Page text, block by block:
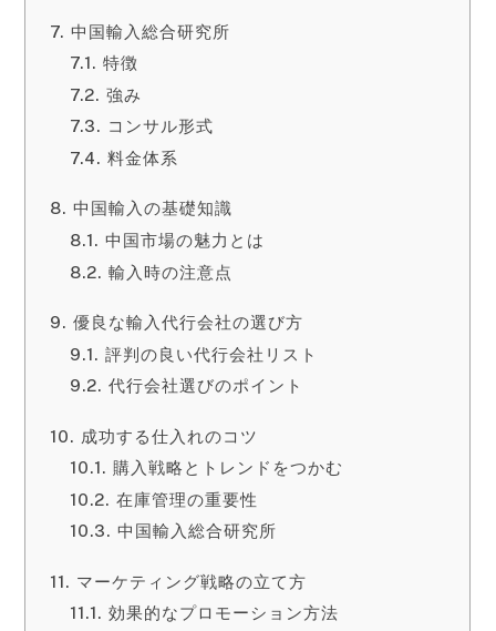
中国輸入総合研究所
特徴
強み
コンサル形式
料金体系
中国輸入の基礎知識
中国市場の魅力とは
輸入時の注意点
優良な輸入代行会社の選び方
評判の良い代行会社リスト
代行会社選びのポイント
成功する仕入れのコツ
購入戦略とトレンドをつかむ
在庫管理の重要性
中国輸入総合研究所
マーケティング戦略の立て方
効果的なプロモーション方法